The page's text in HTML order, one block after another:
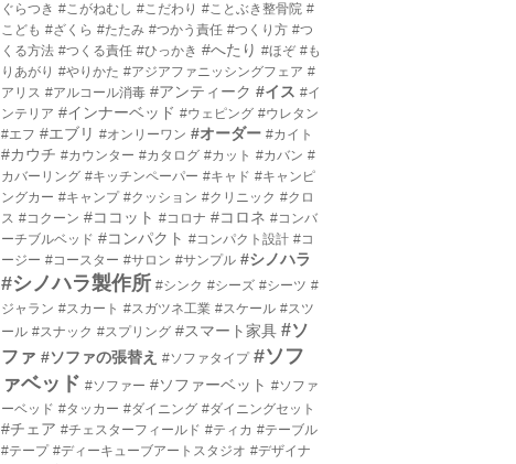
ぐらつき #こがねむし #こだわり #ことぶき整骨院 #
こども #ざくら #たたみ #つかう責任 #つくり方 #つ
くる方法 #つくる責任 #ひっかき #へたり #ほぞ #も
りあがり #やりかた #アジアファニッシングフェア #
アリス #アルコール消毒 #アンティーク #イス #イ
ンテリア #インナーベッド #ウェピング #ウレタン
#エフ #エブリ #オンリーワン #オーダー #カイト
#カウチ #カウンター #カタログ #カット #カバン #
カバーリング #キッチンペーパー #キャド #キャンピ
ングカー #キャンプ #クッション #クリニック #クロ
ス #コクーン #ココット #コロナ #コロネ #コンバ
ーチブルベッド #コンパクト #コンパクト設計 #コ
ージー #コースター #サロン #サンプル #シノハラ
#シノハラ製作所 #シンク #シーズ #シーツ #
ジャラン #スカート #スガツネ工業 #スケール #スツ
ール #スナック #スプリング #スマート家具 #ソ
ファ #ソファの張替え #ソファタイプ #ソフ
ァベッド #ソファー #ソファーベット #ソファ
ーベッド #タッカー #ダイニング #ダイニングセット
#チェア #チェスターフィールド #ティカ #テーブル
#テープ #ディーキューブアートスタジオ #デザイナ